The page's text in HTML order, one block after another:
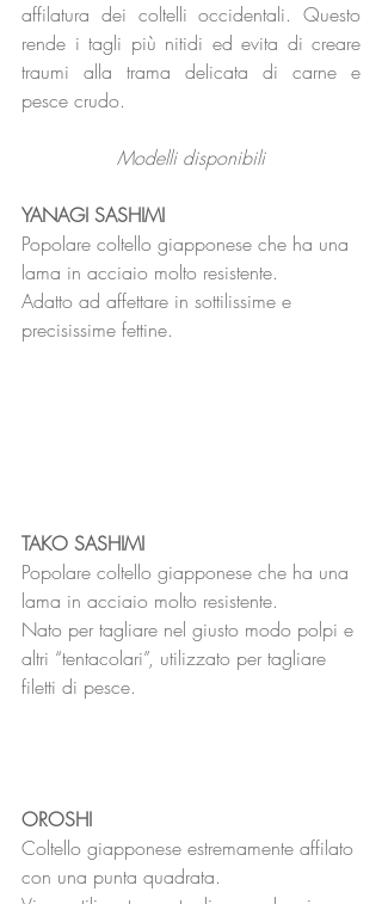
affilatura dei coltelli occidentali. Questo
rende i tagli più nitidi ed evita di creare
traumi alla trama delicata di carne e
pesce crudo.
Modelli disponibili
YANAGI SASHIMI
Popolare coltello giapponese che ha una
lama in acciaio molto resistente.
Adatto ad affettare in sottilissime e
precisissime fettine.
TAKO SASHIMI
Popolare coltello giapponese che ha una
lama in acciaio molto resistente.
Nato per tagliare nel giusto modo polpi e
altri “tentacolari”, utilizzato per tagliare
filetti di pesce.
OROSHI
Coltello giapponese estremamente affilato
con una punta quadrata.